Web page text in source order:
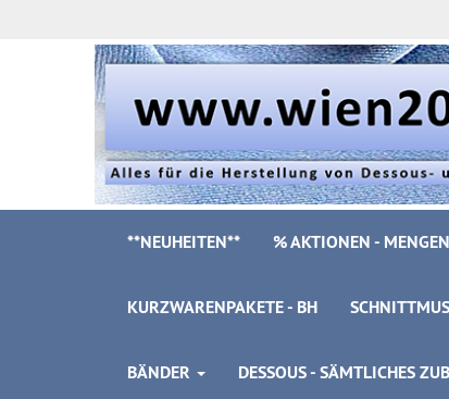
**NEUHEITEN** % AKTIONEN -
KURZWARENPAKETE - BH
BÄNDER DESSOUS - SÄMTLICHES